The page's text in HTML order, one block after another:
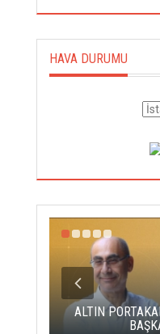
HAVA DURUMU
ALTIN